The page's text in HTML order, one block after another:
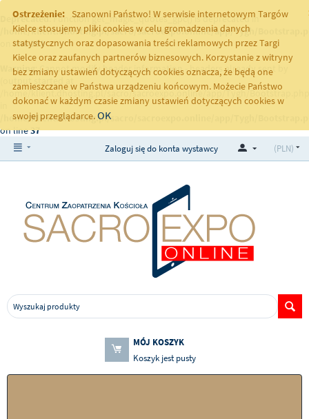
Deprecated: Function get_magic_quotes_gpc() is deprecated in
/home/klient.dhosting.pl/sacro/sacroexpo.online/app/Tygh/
on line251
Warning: Cannot modify header information - headers already sent by
(output started at
/home/klient.dhosting.pl/sacro/sacroexpo.online/app/Tygh/
/home/klient.dhosting.pl/sacro/sacroexpo.online/app/Tygh/
on line37
Ostrzeżenie:
Szanowni Państwo! W serwisie internetowym Targów
Kielce stosujemy pliki cookies w celu gromadzenia danych
statystycznych oraz dopasowania treści reklamowych przez Targi
Kielce oraz zaufanych partnerów biznesowych. Korzystanie z witryny
bez zmiany ustawień dotyczących cookies oznacza, że będą one
zamieszczane w Państwa urządzeniu końcowym. Możecie Państwo
dokonać w każdym czasie zmiany ustawień dotyczących cookies w
swojej przeglądarce.OK
(PLN)
Zaloguj się do konta wystawcy
MÓJ KOSZYK
Koszyk jest pusty